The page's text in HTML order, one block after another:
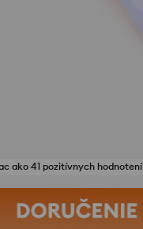
ako 41 pozitívnych hodnotení
Zobraziť fotografie z recenzií